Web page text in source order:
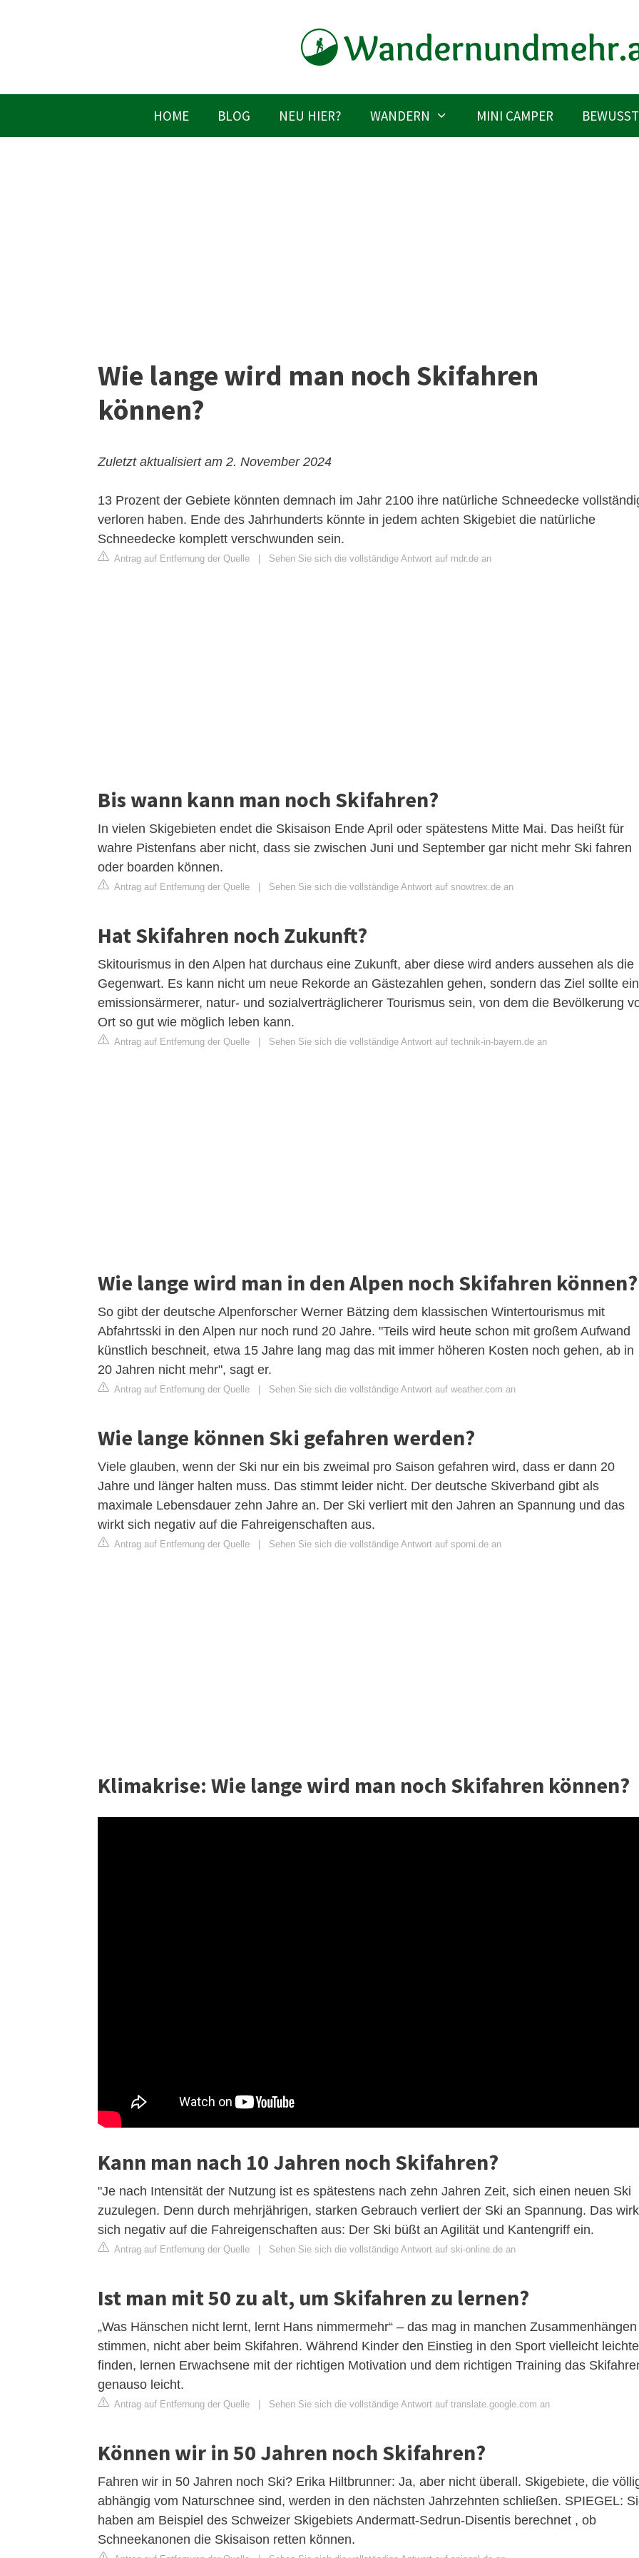
HOME BLOG NEU HIER? WANDERN MINI CAMPER
Wie lange wird man noch Skifahren
können?
Zuletzt aktualisiert am 2. November 2024
13 Prozent der Gebiete könnten demnach im Jahr 2100 ihre natürliche Schneedecke
verloren haben. Ende des Jahrhunderts könnte in jedem achten Skigebiet die natürliche
Schneedecke komplett verschwunden sein.
Antrag auf Entfernung der Quelle Sehen Sie sich die vollständige Antwort auf mdr.de an
Bis wann kann man noch Skifahren?
In vielen Skigebieten endet die Skisaison Ende April oder spätestens Mitte Mai. Das heißt für
wahre Pistenfans aber nicht, dass sie zwischen Juni und September gar nicht mehr Ski fahren
oder boarden können.
Antrag auf Entfernung der Quelle Sehen Sie sich die vollständige Antwort auf snowtrex.de an
Hat Skifahren noch Zukunft?
Skitourismus in den Alpen hat durchaus eine Zukunft, aber diese wird anders aussehen als die
Gegenwart. Es kann nicht um neue Rekorde an Gästezahlen gehen, sondern das Ziel sollte ein
emissionsärmerer, natur- und sozialverträglicherer Tourismus sein, von dem die Bevölkerung
Ort so gut wie möglich leben kann.
Antrag auf Entfernung der Quelle Sehen Sie sich die vollständige Antwort auf technik-in-bayern.de an
Wie lange wird man in den Alpen noch Skifahren können?
So gibt der deutsche Alpenforscher Werner Bätzing dem klassischen Wintertourismus mit
Abfahrtsski in den Alpen nur noch rund 20 Jahre. "Teils wird heute schon mit großem Aufwand
künstlich beschneit, etwa 15 Jahre lang mag das mit immer höheren Kosten noch gehen, ab in
20 Jahren nicht mehr", sagt er.
Antrag auf Entfernung der Quelle Sehen Sie sich die vollständige Antwort auf weather.com an
Wie lange können Ski gefahren werden?
Viele glauben, wenn der Ski nur ein bis zweimal pro Saison gefahren wird, dass er dann 20
Jahre und länger halten muss. Das stimmt leider nicht. Der deutsche Skiverband gibt als
maximale Lebensdauer zehn Jahre an. Der Ski verliert mit den Jahren an Spannung und das
wirkt sich negativ auf die Fahreigenschaften aus.
Antrag auf Entfernung der Quelle Sehen Sie sich die vollständige Antwort auf spomi.de an
Klimakrise: Wie lange wird man noch Skifahren können?
Kann man nach 10 Jahren noch Skifahren?
"Je nach Intensität der Nutzung ist es spätestens nach zehn Jahren Zeit, sich einen neuen Ski
zuzulegen. Denn durch mehrjährigen, starken Gebrauch verliert der Ski an Spannung. Das
sich negativ auf die Fahreigenschaften aus: Der Ski büßt an Agilität und Kantengriff ein.
Antrag auf Entfernung der Quelle | Sehen Sie sich die vollständige Antwort auf ski-online.de an
Ist man mit 50 zu alt, um Skifahren zu lernen?
„Was Hänschen nicht lernt, lernt Hans nimmermehr“ – das mag in manchen Zusammenhängen
stimmen, nicht aber beim Skifahren. Während Kinder den Einstieg in den Sport vielleicht
finden, lernen Erwachsene mit der richtigen Motivation und dem richtigen Training das
genauso leicht.
Antrag auf Entfernung der Quelle | Sehen Sie sich die vollständige Antwort auf translate.google.com an
Können wir in 50 Jahren noch Skifahren?
Fahren wir in 50 Jahren noch Ski? Erika Hiltbrunner: Ja, aber nicht überall. Skigebiete, die
abhängig vom Naturschnee sind, werden in den nächsten Jahrzehnten schließen. SPIEGEL:
haben am Beispiel des Schweizer Skigebiets Andermatt-Sedrun-Disentis berechnet , ob
Schneekanonen die Skisaison retten können.